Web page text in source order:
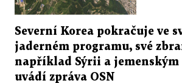
Severní Korea pokračuje ve
jaderném programu, své
například Sýrii a jemenským
uvádí zpráva OSN